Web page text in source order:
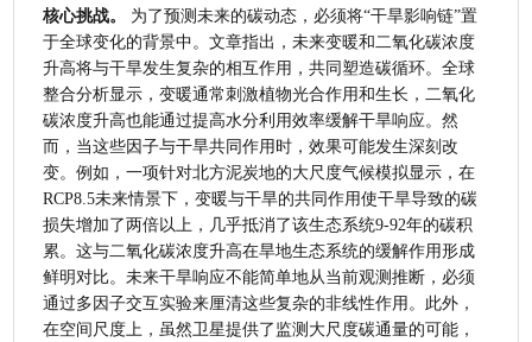
核心挑战。
为了预测未来的碳动态，必须将“干旱影响链”置
于全球变化的背景中。文章指出，未来变暖和二氧化碳浓度
升高将与干旱发生复杂的相互作用，共同塑造碳循环。全球
整合分析显示，变暖通常刺激植物光合作用和生长，二氧化
碳浓度升高也能通过提高水分利用效率缓解干旱响应。然
而，当这些因子与干旱共同作用时，效果可能发生深刻改
变。例如，一项针对北方泥炭地的大尺度气候模拟显示，在
RCP8.5未来情景下，变暖与干旱的共同作用使干旱导致的碳
损失增加了两倍以上，几乎抵消了该生态系统9-92年的碳积
累。这与二氧化碳浓度升高在旱地生态系统的缓解作用形成
鲜明对比。未来干旱响应不能简单地从当前观测推断，必须
通过多因子交互实验来厘清这些复杂的非线性作用。此外，
在空间尺度上，虽然卫星提供了监测大尺度碳通量的可能，